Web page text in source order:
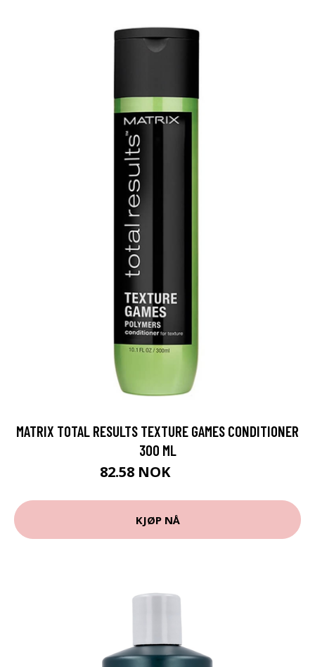
MATRIX TOTAL RESULTS TEXTURE GAMES CONDITIONER
300 ML
82.58 NOK
KJØP NÅ